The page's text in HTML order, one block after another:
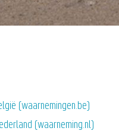
(waarnemingen.be)
(waarneming.nl)